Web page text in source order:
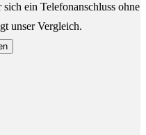
ein Telefonanschluss ohne
unser Vergleich.